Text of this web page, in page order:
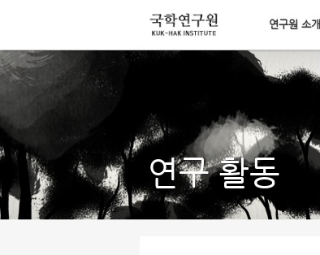
메뉴 건너뛰기
연구원 소개
연구 활동
Sketchbook5, 스케치북5
Sketchbook5, 스케치북5